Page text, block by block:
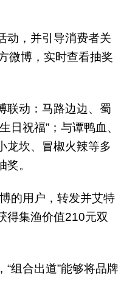
动，并引导消费者关
微博，实时查看抽奖
联动：马路边边、蜀
日祝福”；与谭鸭血、
龙坎、冒椒火辣等多
。
的用户，转发并艾特
得集渔价值210元双
组合出道”能够将品牌